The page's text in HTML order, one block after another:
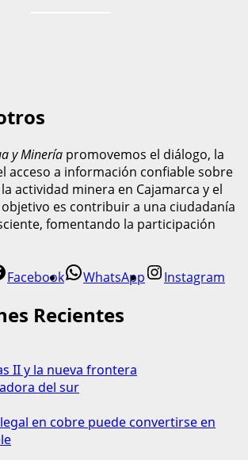
y Minería promovemos el diálogo, la
acceso a información confiable sobre
actividad minera en Cajamarca y el
es contribuir a una ciudadanía
fomentando la participación
Facebook WhatsApp Instagram
Recientes
II y la nueva frontera
del sur
en cobre puede convertirse en